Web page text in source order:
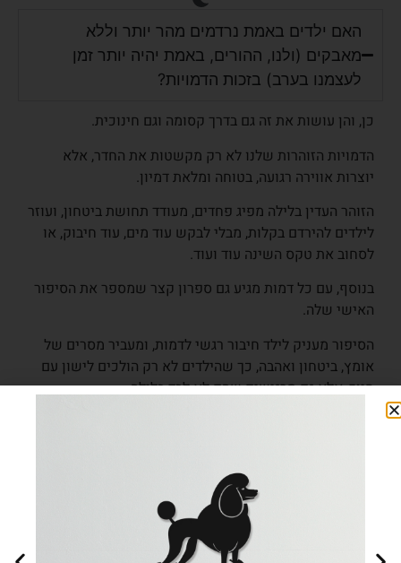
האם ילדים באמת נרדמים מהר יותר וללא
מאבקים (ולנו, ההורים, באמת יהיה יותר זמן
לעצמנו בערב) בזכות הדמויות?
כן, והן עושות את זה גם בדרך קסומה וגם חינוכית.
הדמויות הזוהרות שלנו לא רק מקשטות את החדר, אלא
יוצרות אווירה רגועה, בטוחה ומלאת דמיון.
הזוהר העדין בלילה מפיג פחדים, מעודד תחושת ביטחון, ועוזר
לילדים להירדם בקלות, מבלי לבקש עוד מים, עוד חיבוק, או
לסחוב את טקס השינה עוד ועוד.
בנוסף, עם כל דמות מגיע גם ספרון קצר שמספר את הסיפור
האישי שלה.
הסיפור מעניק לילד חיבור רגשי לדמות, ומעביר מסרים של
אומץ, ביטחון ואהבה, כך שהילדים לא רק הולכים לישון עם
חיוך, אלא גם מרגישים שהם לא לבד בלילה.
כבר כועסים וחסרי סבלנות, ויותר זמן לעצמכם.
כמה שעות של שקט בערב, ליהנות מזמן זוגי, אישי, להשלים
עבודה, ואפילו סתם כדי לסדר לעצמכם את המחשבות אחרי